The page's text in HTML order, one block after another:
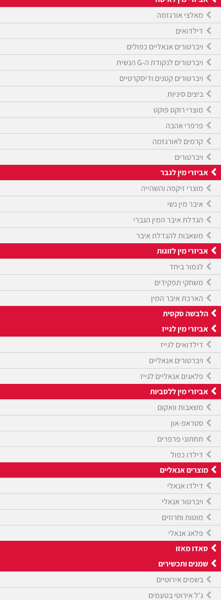
מאלצי אורגזמה
דילדואים
ויברטורים אנאליים כפולים
ויברטורים לנקודת ה-G הנשית
ויברטורים קטנים ודיסקרטיים
ביצים סיניות
מוצרי רוקט פוקט
פרפרי אהבה
קרמים לאורגזמה
ויברטורים
אביזרי מין לגבר
מוצרי זיקפה והשהייה
איבר מין נשי
הגדלת איבר המין הגברי
משאבות להגדלת איבר
אביזרי מין לזוגות
לגמור ביחד
משחקי תפקידים
הארכת איבר המין
הלבשה סקסית
אביזרי מין לגייז
דילדואים לגייז
ויברטורים אנאליים
פלאגים אנאליים לגייז
אביזרי מין ללסביות
משאבות וואקום
סטראפ-און
תחתוני פרפרים
דילדו כפול
מוצרים אנאליים
דילדו אנאלי
ויברטור אנאלי
מוטות וחרוזים
פלאג אנאלי
סאדו מאזו
שמנים ותכשירים
בשמים אירוטיים
ג'ל אירוטי בטעמים